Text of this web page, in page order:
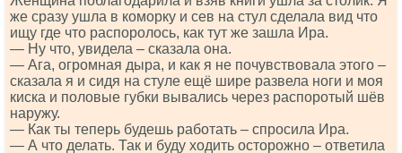
же сразу ушла в коморку и сев на стул сделала вид что
ищу где что распоролось, как тут же зашла Ира.
— Ну что, увидела – сказала она.
— Ага, огромная дыра, и как я не почувствовала этого –
сказала я и сидя на стуле ещё шире развела ноги и моя
киска и половые губки вывались через распоротый шёв
наружу.
— Как ты теперь будешь работать – спросила Ира.
— А что делать. Так и буду ходить осторожно – ответила